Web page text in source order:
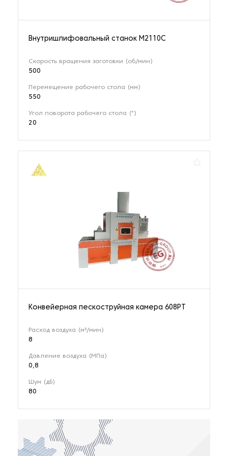
Обработка для обработки углового проката
229 наименований
21 наименование
Промышленные роботы
Расточно-наплавочные комплексы
76 наименований
Резьбошлифовальные станки
Сверлильные станки
107 наименований
Внутришлифовальный станок М2110С
Скорость вращения заготовки (об/мин)
500
Перемещение рабочего стола (мм)
550
Угол поворота рабочего стола (°)
20
Конвейерная пескоструйная камера 608PT
Расход воздуха (м³/мин)
8
Давление воздуха (МПа)
0,8
Шум (дБ)
80